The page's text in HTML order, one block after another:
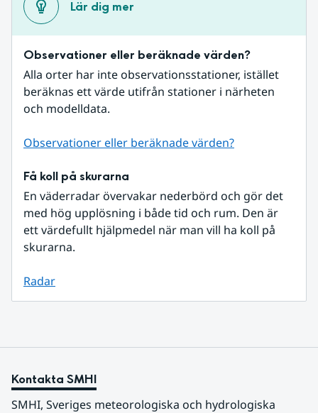
Lär dig mer
Observationer eller beräknade värden?
Alla orter har inte observationsstationer, istället
beräknas ett värde utifrån stationer i närheten
och modelldata.
Observationer eller beräknade värden?
Få koll på skurarna
En väderradar övervakar nederbörd och gör det
med hög upplösning i både tid och rum. Den är
ett värdefullt hjälpmedel när man vill ha koll på
skurarna.
Radar
Kontakta SMHI
SMHI, Sveriges meteorologiska och hydrologiska